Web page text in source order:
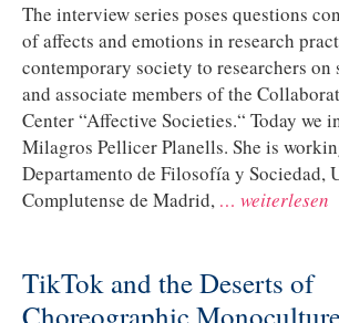
The interview series poses questions
of affects and emotions in research
contemporary society to researchers
and associate members of the
Center “Affective Societies.“ Today we
Milagros Pellicer Planells. She is
Departamento de Filosofía y Sociedad,
Complutense de Madrid, … weiterlesen
TikTok and the Deserts of